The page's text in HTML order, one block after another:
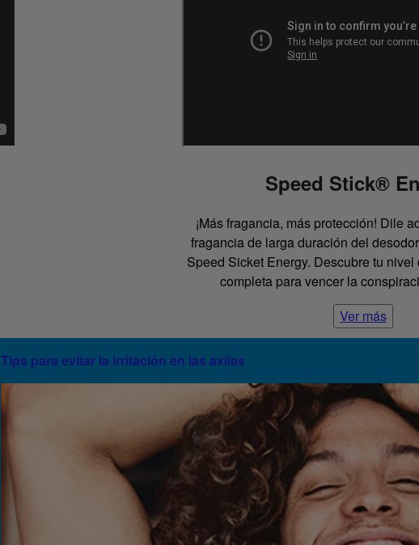
Speed Stick®
¡Más fragancia, más protección! Dile
fragancia de larga duración del
Speed Sicket Energy. Descubre tu
completa para vencer la
Ver más
Tips para evitar la irritación en las axilas